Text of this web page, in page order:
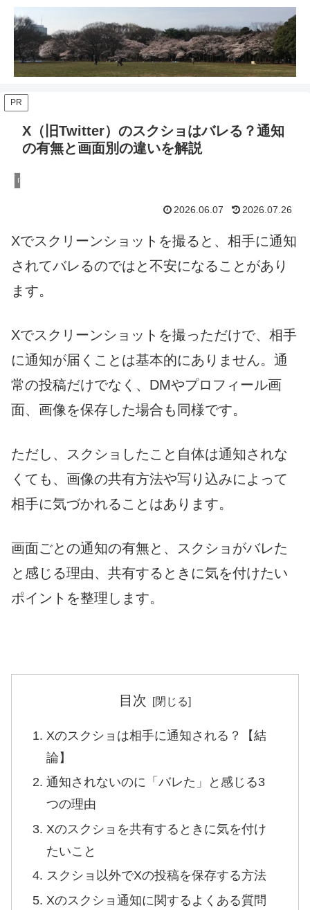
PR
X（旧Twitter）のスクショはバレる？通知
の有無と画面別の違いを解説
IT・スマホのトラブル解決
2026.06.07 2026.07.26
Xでスクリーンショットを撮ると、相手に通知
されてバレるのではと不安になることがあり
ます。
Xでスクリーンショットを撮っただけで、相手
に通知が届くことは基本的にありません。通
常の投稿だけでなく、DMやプロフィール画
面、画像を保存した場合も同様です。
ただし、スクショしたこと自体は通知されな
くても、画像の共有方法や写り込みによって
相手に気づかれることはあります。
画面ごとの通知の有無と、スクショがバレた
と感じる理由、共有するときに気を付けたい
ポイントを整理します。
目次
Xのスクショは相手に通知される？【結
論】
通知されないのに「バレた」と感じる3
つの理由
Xのスクショを共有するときに気を付け
たいこと
スクショ以外でXの投稿を保存する方法
Xのスクショ通知に関するよくある質問